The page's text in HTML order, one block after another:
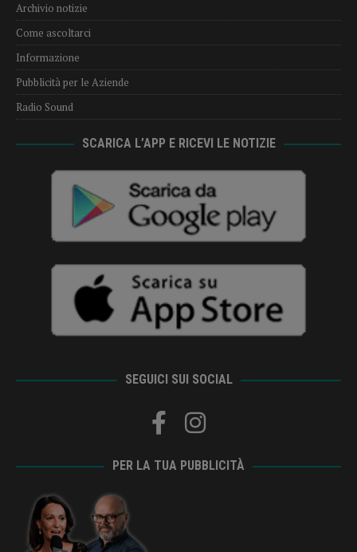
Archivio notizie
Come ascoltarci
Informazione
Pubblicità per le Aziende
Radio Sound
SCARICA L’APP E RICEVI LE NOTIZIE
SEGUICI SUI SOCIAL
PER LA TUA PUBBLICITÀ